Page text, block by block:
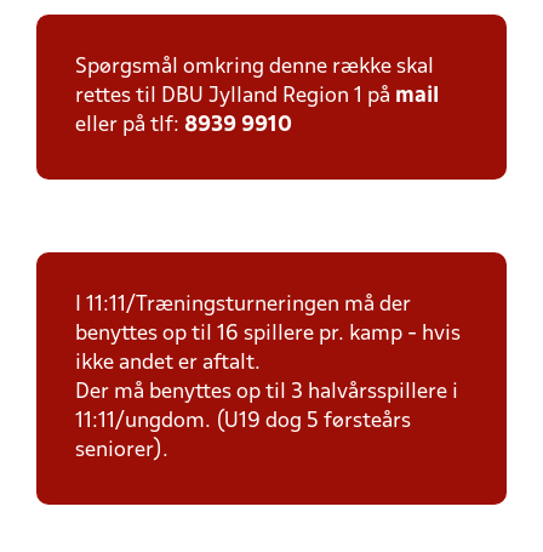
Spørgsmål omkring denne række skal
rettes til DBU Jylland Region 1 på mail
eller på tlf: 8939 9910
I 11:11/Træningsturneringen må der
benyttes op til 16 spillere pr. kamp - hvis
ikke andet er aftalt.
Der må benyttes op til 3 halvårsspillere i
11:11/ungdom. (U19 dog 5 førsteårs
seniorer).